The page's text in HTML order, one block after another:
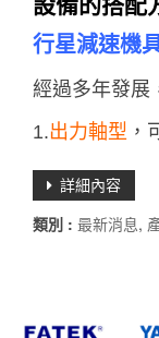
行星減速機
經過多年發展
1.出力軸型 ，
詳細內容
類別 : 最新消息,